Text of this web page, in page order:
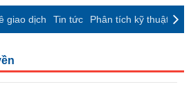
giao dịch Tin tức Phân tích kỹ thuật